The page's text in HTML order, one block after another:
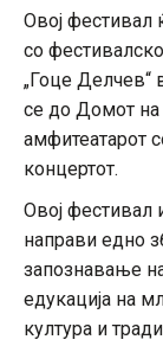
Овој фестивал
со
„Гоце Делчев“
се до Домот на
амфитеатарот
концертот.
Овој фестивал
направи едно
запознавање
едукација на
култура и